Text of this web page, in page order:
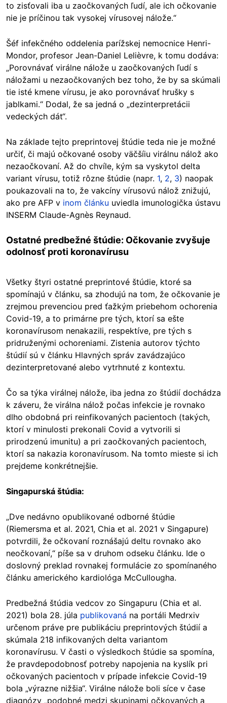
to zisťovali iba u zaočkovaných ľudí, ale ich očkovanie
nie je príčinou tak vysokej vírusovej nálože.“
Šéf infekčného oddelenia parížskej nemocnice Henri-
Mondor, profesor Jean-Daniel Lelièvre, k tomu dodáva:
„Porovnávať virálne nálože u zaočkovaných ľudí s
náložami u nezaočkovaných bez toho, že by sa skúmali
tie isté kmene vírusu, je ako porovnávať hrušky s
jablkami.“ Dodal, že sa jedná o „dezinterpretácii
vedeckých dát“.
Na základe tejto preprintovej štúdie teda nie je možné
určiť, či majú očkované osoby väčšíiu virálnu nálož ako
nezaočkovaní. Až do chvíle, kým sa vyskytol delta
variant vírusu, totiž rôzne štúdie (napr. 1, 2, 3) naopak
poukazovali na to, že vakcíny vírusovú nálož znižujú,
ako pre AFP v inom článku uviedla imunologička ústavu
INSERM Claude-Agnès Reynaud.
Ostatné predbežné štúdie: Očkovanie zvyšuje
odolnosť proti koronavírusu
Všetky štyri ostatné preprintové štúdie, ktoré sa
spomínajú v článku, sa zhodujú na tom, že očkovanie je
zrejmou prevenciou pred ťažkým priebehom ochorenia
Covid-19, a to primárne pre tých, ktorí sa ešte
koronavírusom nenakazili, respektíve, pre tých s
pridruženými ochoreniami. Zistenia autorov týchto
štúdií sú v článku Hlavných správ zavádzajúco
dezinterpretované alebo vytrhnuté z kontextu.
Čo sa týka virálnej nálože, iba jedna zo štúdií dochádza
k záveru, že virálna nálož počas infekcie je rovnako
dlho obdobná pri reinfikovaných pacientoch (takých,
ktorí v minulosti prekonali Covid a vytvorili si
prirodzenú imunitu) a pri zaočkovaných pacientoch,
ktorí sa nakazia koronavírusom. Na tomto mieste si ich
prejdeme konkrétnejšie.
Singapurská štúdia:
„Dve nedávno opublikované odborné štúdie
(Riemersma et al. 2021, Chia et al. 2021 v Singapure)
potvrdili, že očkovaní roznášajú deltu rovnako ako
neočkovaní,“ píše sa v druhom odseku článku. Ide o
doslovný preklad rovnakej formulácie zo spomínaného
článku amerického kardiológa McCullougha.
Predbežná štúdia vedcov zo Singapuru (Chia et al.
2021) bola 28. júla publikovaná na portáli Medrxiv
určenom práve pre publikáciu preprintových štúdií a
skúmala 218 infikovaných delta variantom
koronavírusu. V časti o výsledkoch štúdie sa spomína,
že pravdepodobnosť potreby napojenia na kyslík pri
očkovaných pacientoch v prípade infekcie Covid-19
bola „výrazne nižšia“. Virálne nálože boli síce v čase
diagnózy „podobné medzi skupinami očkovaných a